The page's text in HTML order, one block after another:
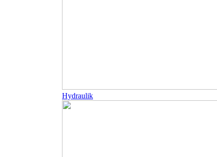
Hydraulik